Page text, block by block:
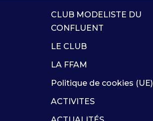
CLUB MODELISTE DU
CONFLUENT
LE CLUB
LA FFAM
Politique de cookies (UE)
ACTIVITES